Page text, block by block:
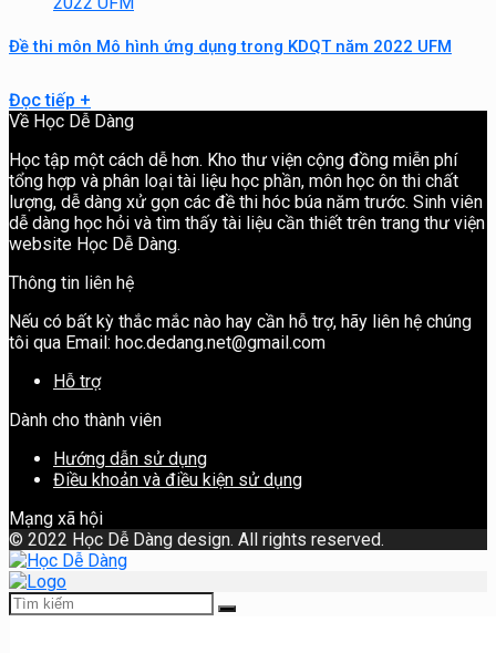
Đề thi môn Mô hình ứng dụng trong KDQT năm 2022 UFM
Đọc tiếp +
Về Học Dễ Dàng
Học tập một cách dễ hơn. Kho thư viện cộng đồng miễn phí
tổng hợp và phân loại tài liệu học phần, môn học ôn thi chất
lượng, dễ dàng xử gọn các đề thi hóc búa năm trước. Sinh viên
dễ dàng học hỏi và tìm thấy tài liệu cần thiết trên trang thư viện
website Học Dễ Dàng.
Thông tin liên hệ
Nếu có bất kỳ thắc mắc nào hay cần hỗ trợ, hãy liên hệ chúng
tôi qua Email: hoc.dedang.net@gmail.com
Hỗ trợ
Dành cho thành viên
Hướng dẫn sử dụng
Điều khoản và điều kiện sử dụng
Mạng xã hội
© 2022 Học Dễ Dàng design. All rights reserved.